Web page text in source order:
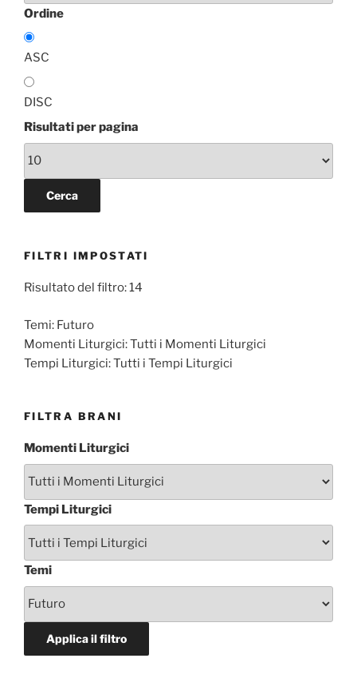
Ordine
ASC
DISC
Risultati per pagina
FILTRI IMPOSTATI
Risultato del filtro: 14
Temi: Futuro
Momenti Liturgici:Tutti i Momenti Liturgici
Tempi Liturgici:Tutti i Tempi Liturgici
FILTRA BRANI
Momenti Liturgici
Tempi Liturgici
Temi
Applica il filtro